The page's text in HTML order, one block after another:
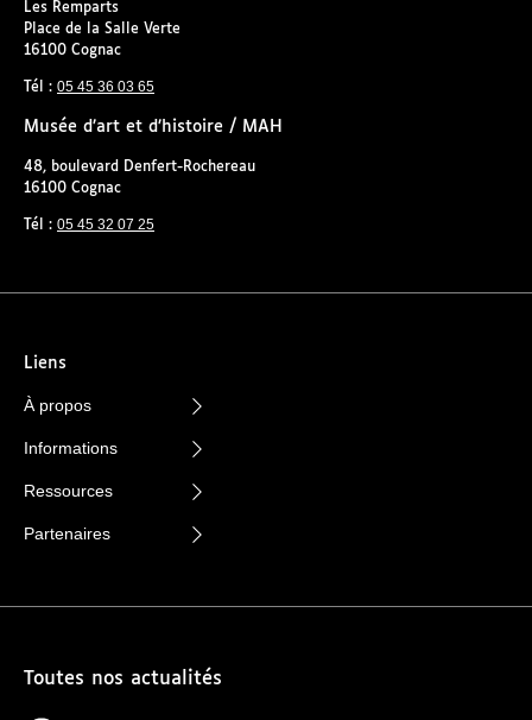
Les Remparts
Place de la Salle Verte
16100 Cognac
Tél : 05 45 36 03 65
Musée d’art et d’histoire / MAH
48, boulevard Denfert-Rochereau
16100 Cognac
Tél : 05 45 32 07 25
Liens
À propos
Informations
Ressources
Partenaires
Toutes nos actualités